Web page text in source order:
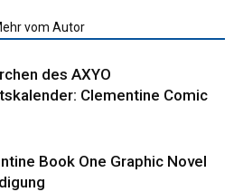
vom Autor
des AXYO
Clementine Comic
Book One Graphic Novel